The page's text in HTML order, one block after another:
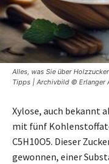
Alles, was Sie über
Tipps | Archivbild © Erlanger
Xylose, auch bekannt
mit fünf
C5H10O5. Dieser
gewonnen, einer